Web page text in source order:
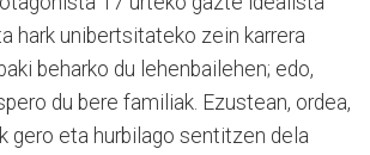
hark unibertsitateko zein karrera
beharko du lehenbailehen; edo,
du bere familiak. Ezustean, ordea,
gero eta hurbilago sentitzen dela